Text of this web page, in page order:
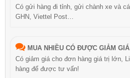
Có gửi hàng đi tỉnh, gửi chành xe và
GHN, Viettel Post…
MUA NHIỀU CÓ ĐƯỢC GIẢM
Có giảm giá cho đơn hàng giá trị lớn,
hàng để được tư vấn!